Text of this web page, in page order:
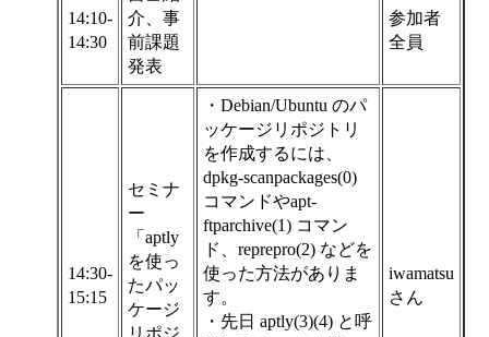
14:10-
14:30
介、事
前課題
発表
参加者
全員
14:30-
15:15
セミナ
ー
「aptly
を使っ
たパッ
ケージ
リポジ
・Debian/Ubuntu のパ
ッケージリポジトリ
を作成するには、
dpkg-scanpackages(0)
コマンドやapt-
ftparchive(1) コマン
ド、reprepro(2) などを
使った方法がありま
す。
・先日 aptly(3)(4) と呼
iwamatsu
さん